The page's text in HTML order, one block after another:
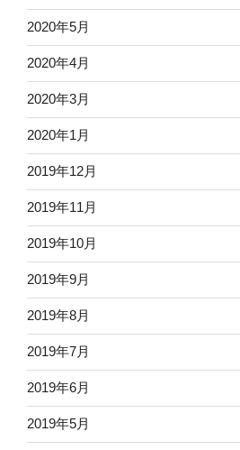
2020年5月
2020年4月
2020年3月
2020年1月
2019年12月
2019年11月
2019年10月
2019年9月
2019年8月
2019年7月
2019年6月
2019年5月